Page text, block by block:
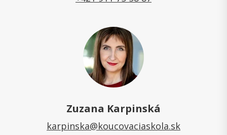
Zuzana Karpinská
karpinska@koucovaciaskola.sk